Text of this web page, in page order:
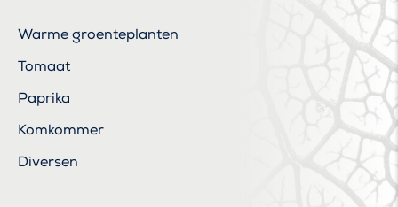
Warme groenteplanten
Tomaat
Paprika
Komkommer
Diversen